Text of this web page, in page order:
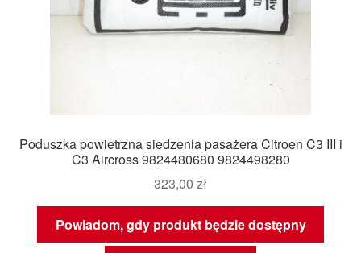
Poduszka powietrzna siedzenia pasażera Citroen C3 III i
C3 Aircross 9824480680 9824498280
323,00 zł
Powiadom, gdy produkt będzie dostępny